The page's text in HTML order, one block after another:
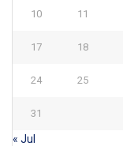
10 11
17 18
24 25
31
« Jul